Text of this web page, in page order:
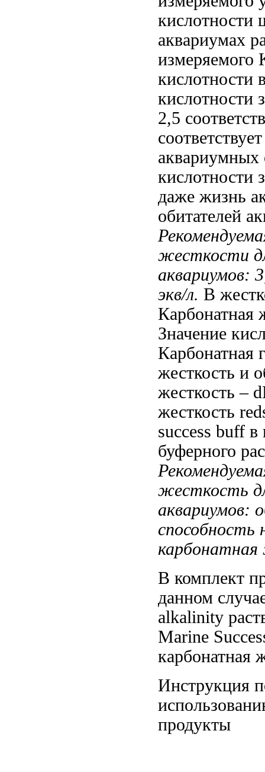
кислотности
аквариумах
измеряемого
кислотности
кислотности
2,5
аквариумных
кислотности
даже жизнь
обитателей
жесткости
аквариумов:
экв/л. В
Карбонатная
Значение
Карбонатная
жесткость и
жесткость –
жесткость
success buff в
буферного
жесткость
аквариумов:
способность
В комплект
данном
alkalinity
Marine
карбонатная
Инструкция
продукты